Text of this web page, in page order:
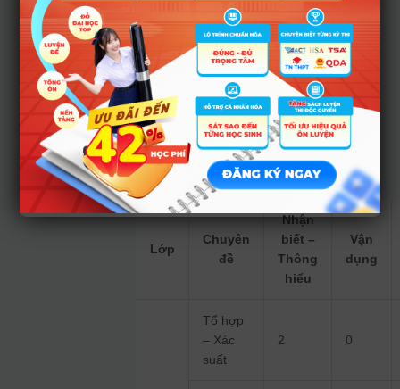
khó nhỉnh hơn. Điều
này là hoàn toàn
hợp lí khi đặt trong
bối cảnh học tập
của lứa học sinh
2k5. Ma trận Đề thi
chính thức kì thi
TNTHPT môn Toán
năm 2023 như sau:
Lớp
Chuyên
đề
Nhận
biết –
Thông
hiểu
Vận
dụng
Tổ hợp
– Xác
suất
2 0